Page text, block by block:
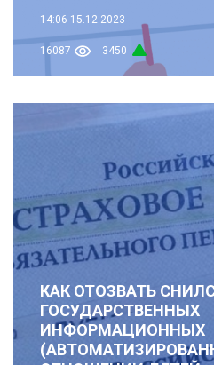
14:06 15.12.2023
16087 3450
КАК ОТОЗВАТЬ
ГОСУДАРСТВЕННЫХ
ИНФОРМАЦИОННЫХ